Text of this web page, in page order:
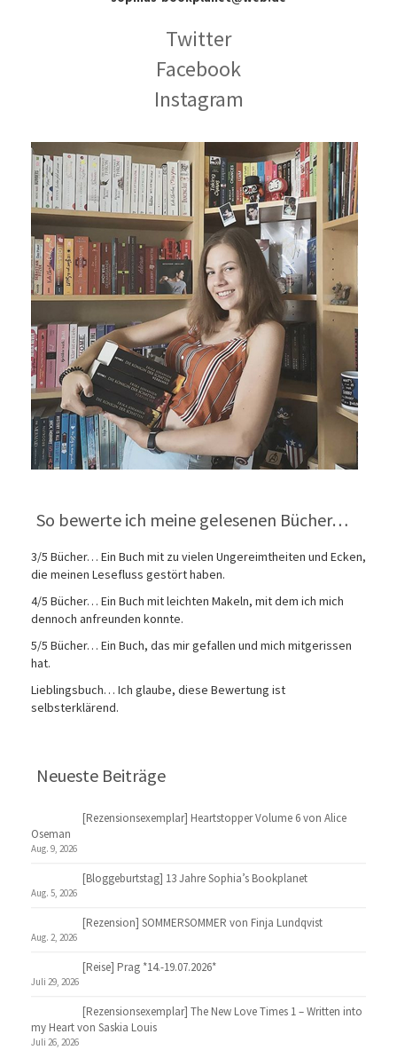
Twitter
Facebook
Instagram
So bewerte ich meine gelesenen Bücher…
3/5 Bücher… Ein Buch mit zu vielen Ungereimtheiten und Ecken,
die meinen Lesefluss gestört haben.
4/5 Bücher… Ein Buch mit leichten Makeln, mit dem ich mich
dennoch anfreunden konnte.
5/5 Bücher… Ein Buch, das mir gefallen und mich mitgerissen
hat.
Lieblingsbuch… Ich glaube, diese Bewertung ist
selbsterklärend.
Neueste Beiträge
[Rezensionsexemplar] Heartstopper Volume 6 von Alice
Oseman
Aug. 9, 2026
[Bloggeburtstag] 13 Jahre Sophia’s Bookplanet
Aug. 5, 2026
[Rezension] SOMMERSOMMER von Finja Lundqvist
Aug. 2, 2026
[Reise] Prag *14.-19.07.2026*
Juli 29, 2026
[Rezensionsexemplar] The New Love Times 1 – Written into
my Heart von Saskia Louis
Juli 26, 2026